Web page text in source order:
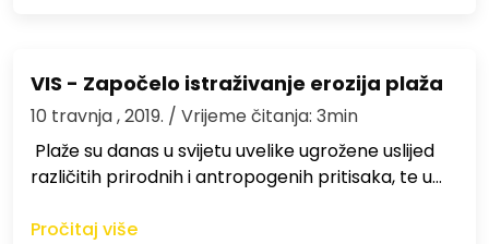
VIS - Započelo istraživanje erozija plaža
10 travnja , 2019. / Vrijeme čitanja: 3min
Plaže su danas u svijetu uvelike ugrožene uslijed
različitih prirodnih i antropogenih pritisaka, te u…
Pročitaj više